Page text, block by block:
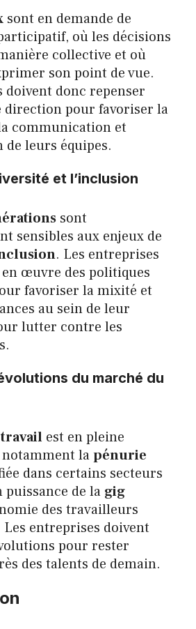
sont en demande de
où les décisions
collective et où
son point de vue.
doivent donc repenser
direction pour favoriser la
communication et
de leurs équipes.
et l’inclusion
sont
sensibles aux enjeux de
. Les entreprises
œuvre des politiques
favoriser la mixité et
au sein de leur
lutter contre les
du marché du
est en pleine
lapénurie
dans certains secteurs
puissance de la gig
des travailleurs
entreprises doivent
pour rester
des talents de demain.